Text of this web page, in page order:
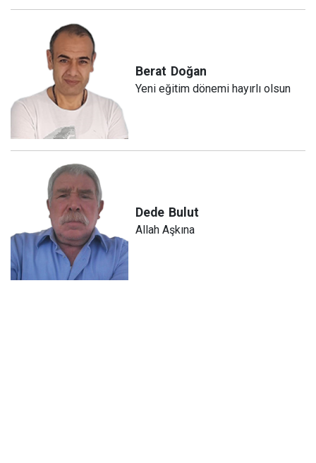
Berat Doğan
Yeni eğitim dönemi hayırlı olsun
Dede Bulut
Allah Aşkına